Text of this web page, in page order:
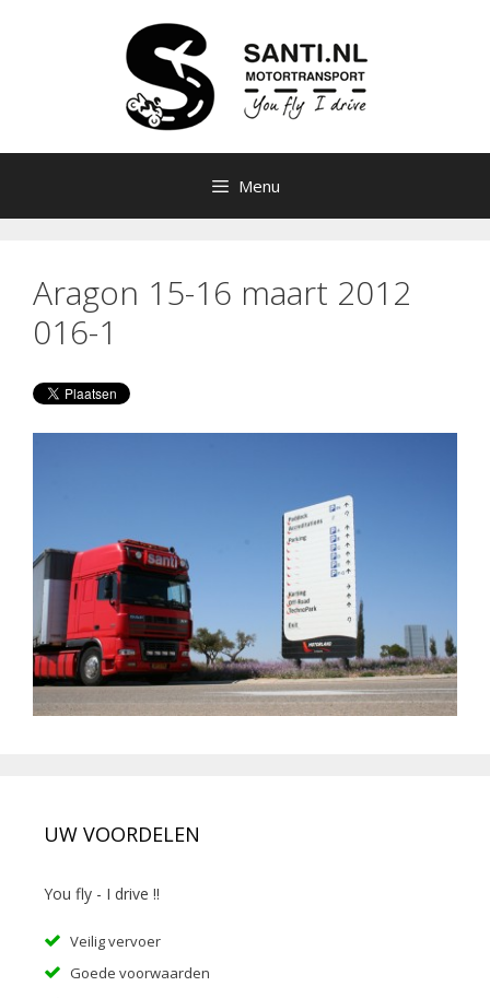
Menu
Aragon 15-16 maart 2012
016-1
UW VOORDELEN
You fly - I drive !!
Veilig vervoer
Goede voorwaarden